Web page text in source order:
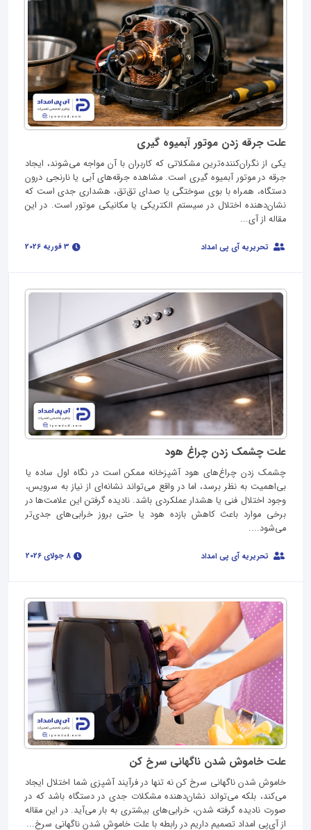
علت جرقه زدن موتور آبمیوه گیری
یکی از نگران‌کننده‌ترین مشکلاتی که کاربران با آن مواجه می‌شوند، ایجاد
جرقه در موتور آبمیوه گیری است. مشاهده جرقه‌های آبی یا نارنجی درون
دستگاه، همراه با بوی سوختگی یا صدای تق‌تق، هشداری جدی است که
نشان‌دهنده اختلال در سیستم الکتریکی یا مکانیکی موتور است. در این
مقاله از آی...
تحریریه آی پی امداد
علت چشمک زدن چراغ هود
چشمک زدن چراغ‌های هود آشپزخانه ممکن است در نگاه اول ساده یا
بی‌اهمیت به نظر برسد، اما در واقع می‌تواند نشانه‌ای از نیاز به سرویس،
وجود اختلال فنی یا هشدار عملکردی باشد. نادیده گرفتن این علامت‌ها در
برخی موارد باعث کاهش بازده هود یا حتی بروز خرابی‌های جدی‌تر
می‌شود....
تحریریه آی پی امداد
علت خاموش شدن ناگهانی سرخ کن
خاموش شدن ناگهانی سرخ کن نه تنها در فرآیند آشپزی شما اختلال ایجاد
می‌کند، بلکه می‌تواند نشان‌دهنده مشکلات جدی در دستگاه باشد که در
صورت نادیده گرفته شدن، خرابی‌های بیشتری به بار می‌آید. در این مقاله
از آی‌پی امداد تصمیم داریم در رابطه با علت‌ خاموش شدن ناگهانی سرخ...